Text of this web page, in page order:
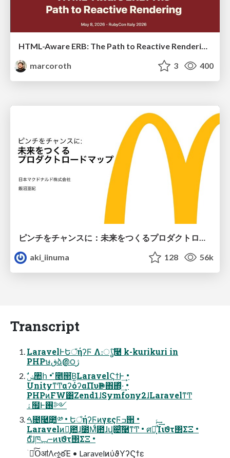
HTML-Aware ERB: The Path to Reactive Rendering @ RubyCon 2026, Rimini, Italy
marcoroth
3 400
aki_iinuma
128 56k
Transcript
LaravelͰԵঁήʔϜ Λ։ൃͨ͠࿩ k-kurikuri in
PHPษڧձ@౦ژ
UnityͳͲαʔόʔαΠυҎ֎΋΍ͬͯ·͢ •
PHPͷFW͸Zend1ɺSymfony2ɺLaravelͳͲ
ۀ຿Ͱ࢖༻
ࠓ೔࿩͢಺༰ • ԵঁήʔϜͷγεςϜߏ੒ •
Laravelͷྑ͍఺ɺ೰Μͩ఺ɺվ଄ͨ͠࿩ͳͲ • ศར͓ͩͬͨ͢͢Ίιϑτ΢ΣΞ •
࣍ճɺཁݕ౼ͷιϑτ΢ΣΞ •
ۤ࿑ͨ͠ՕॴΛૡ͍ఠΈ • LaravelͷύϑΥʔϚϯε